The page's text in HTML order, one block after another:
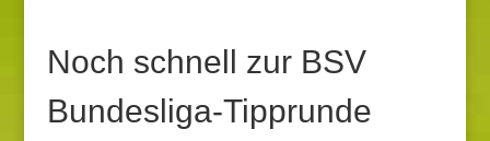
Noch schnell zur BSV
Bundesliga-Tipprunde